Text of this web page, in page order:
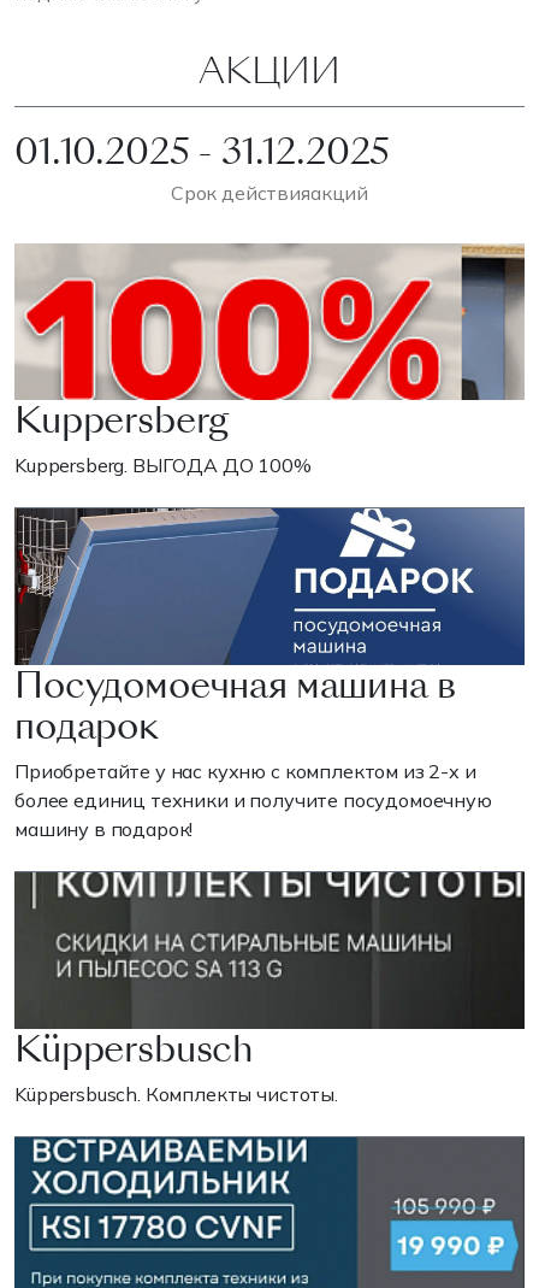
АКЦИИ
01.10.2025 - 31.12.2025
Срок действияакций
Kuppersberg
Kuppersberg. ВЫГОДА ДО 100%
Посудомоечная машина в
подарок
Приобретайте у нас кухню с комплектом из 2-х и
более единиц техники и получите посудомоечную
машину в подарок!
Küppersbusch
Küppersbusch. Комплекты чистоты.